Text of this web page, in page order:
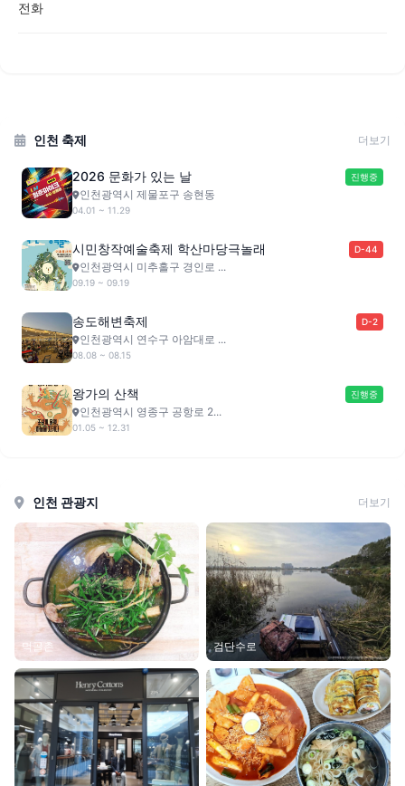
전화
인천 축제 더보기
2026 문화가 있는 날 진행중
인천광역시 제물포구 송현동
04.01 ~ 11.29
시민창작예술축제 학산마당극놀래 D-44
인천광역시 미추홀구 경인로 ...
09.19 ~ 09.19
송도해변축제 D-2
인천광역시 연수구 아암대로 ...
08.08 ~ 08.15
왕가의 산책 진행중
인천광역시 영종구 공항로 2...
01.05 ~ 12.31
인천 관광지 더보기
먹골촌 검단수로